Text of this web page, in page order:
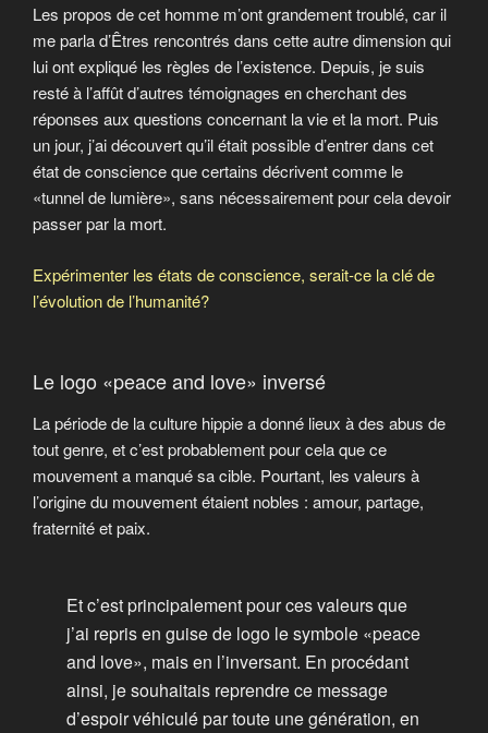
Les propos de cet homme m’ont grandement troublé, car il
me parla d’Êtres rencontrés dans cette autre dimension qui
lui ont expliqué les règles de l’existence. Depuis, je suis
resté à l’affût d’autres témoignages en cherchant des
réponses aux questions concernant la vie et la mort. Puis
un jour, j’ai découvert qu’il était possible d’entrer dans cet
état de conscience que certains décrivent comme le
«tunnel de lumière», sans nécessairement pour cela devoir
passer par la mort.
Expérimenter les états de conscience, serait-ce la clé de
l’évolution de l’humanité?
Le logo «peace and love» inversé
La période de la culture hippie a donné lieux à des abus de
tout genre, et c’est probablement pour cela que ce
mouvement a manqué sa cible. Pourtant, les valeurs à
l’origine du mouvement étaient nobles : amour, partage,
fraternité et paix.
Et c’est principalement pour ces valeurs que
j’ai repris en guise de logo le symbole «peace
and love», mais en l’inversant. En procédant
ainsi, je souhaitais reprendre ce message
d’espoir véhiculé par toute une génération, en